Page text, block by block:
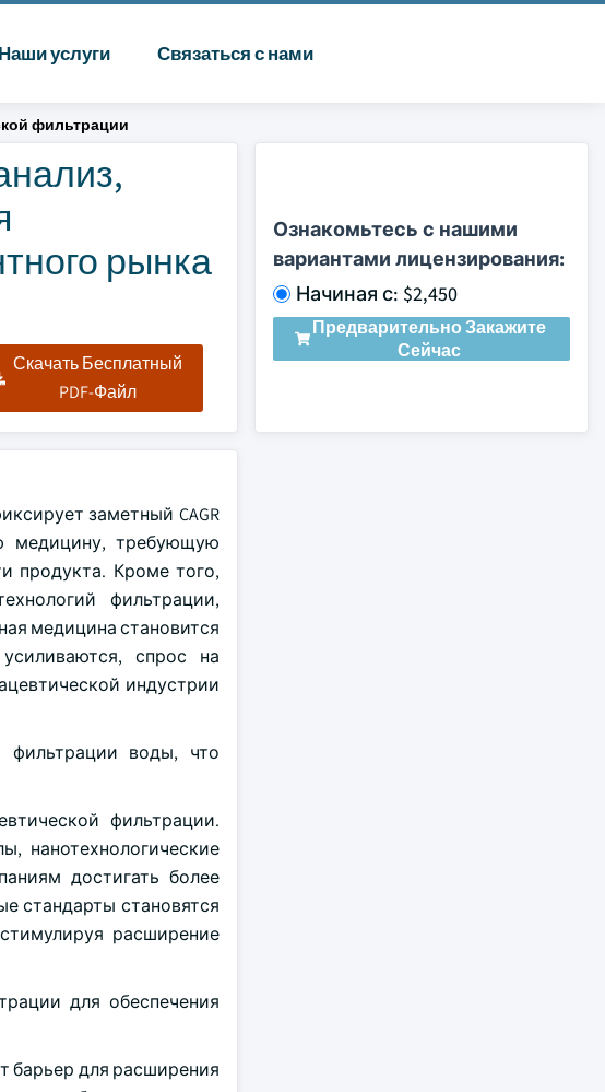
Наши услуги Связаться с нами
фильтрации
рынка
Скачать Бесплатный
PDF-Файл
Ознакомьтесь с нашими
вариантами лицензирования:
Начиная с: $2,450
Предварительно Закажите
Сейчас
заметный CAGR
медицину, требующую
продукта. Кроме того,
фильтрации,
медицина становится
спрос на
индустрии
фильтрации воды, что
фильтрации.
нанотехнологические
достигать более
стандарты становятся
расширение
для обеспечения
барьер для расширения